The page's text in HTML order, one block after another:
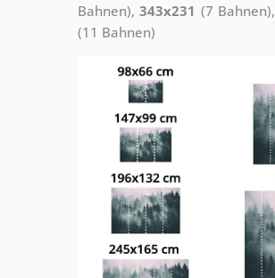
Bahnen),343x231 (7 Bahnen),
(11 Bahnen)